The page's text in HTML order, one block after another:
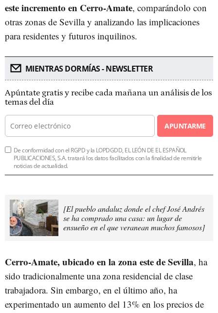
este incremento en Cerro-Amate, comparándolo con
otras zonas de Sevilla y analizando las implicaciones
para residentes y futuros inquilinos.
MIENTRAS DORMÍAS - NEWSLETTER
Apúntate gratis y recibe cada mañana un análisis de los
temas del día
APUNTARME
De conformidad con el RGPD y la LOPDGDD, EL LEÓN DE EL ESPAÑOL
PUBLICACIONES, S.A. tratará los datos facilitados con la finalidad de remitirle
noticias de actualidad.
[El pueblo andaluz donde el chef José Andrés
se ha comprado una casa: un lugar de
ensueño en el que veranean muchos famosos]
Cerro-Amate, ubicado en la zona este de Sevilla, ha
sido tradicionalmente una zona residencial de clase
trabajadora. Sin embargo, en el último año, ha
experimentado un aumento del 13% en los precios de